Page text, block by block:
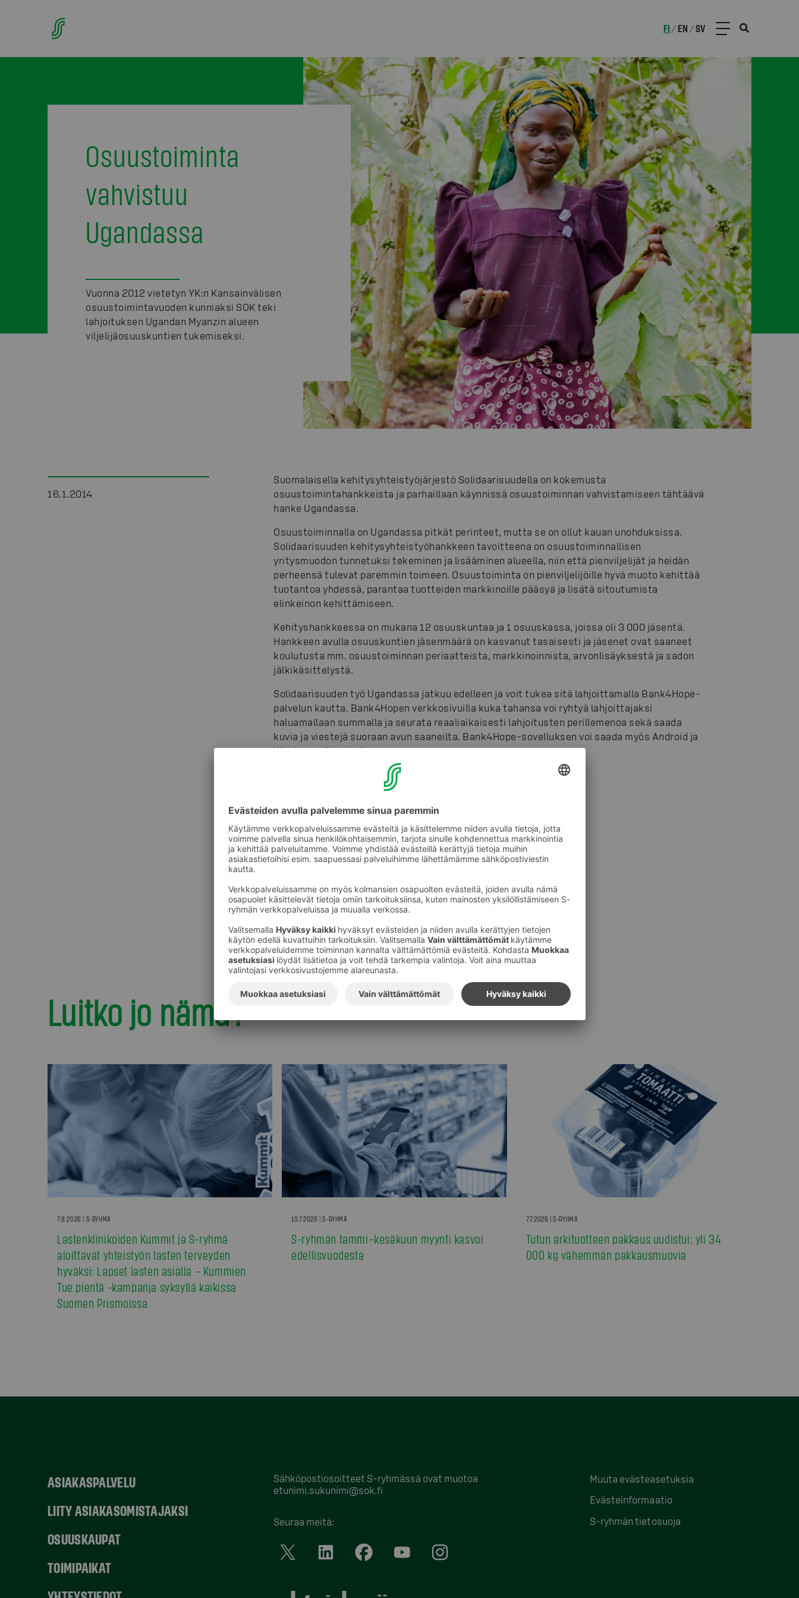
FI /EN /SV
Osuustoiminta
vahvistuu
Ugandassa
Vuonna 2012 vietetyn YK:n Kansainvälisen
osuustoimintavuoden kunniaksi SOK teki
lahjoituksen Ugandan Myanzin alueen
viljelijäosuuskuntien tukemiseksi.
16.1.2014
Suomalaisella kehitysyhteistyöjärjestö Solidaarisuudella on kokemusta
osuustoimintahankkeista ja parhaillaan käynnissä osuustoiminnan vahvistamiseen tähtäävä
hanke Ugandassa.
Osuustoiminnalla on Ugandassa pitkät perinteet, mutta se on ollut kauan unohduksissa.
Solidaarisuuden kehitysyhteistyöhankkeen tavoitteena on osuustoiminnallisen
yritysmuodon tunnetuksi tekeminen ja lisääminen alueella, niin että pienviljelijät ja heidän
perheensä tulevat paremmin toimeen. Osuustoiminta on pienviljelijöille hyvä muoto kehittää
tuotantoa yhdessä, parantaa tuotteiden markkinoille pääsyä ja lisätä sitoutumista
elinkeinon kehittämiseen.
Kehityshankkeessa on mukana 12 osuuskuntaa ja 1 osuuskassa, joissa oli 3 000 jäsentä.
Hankkeen avulla osuuskuntien jäsenmäärä on kasvanut tasaisesti ja jäsenet ovat saaneet
koulutusta mm. osuustoiminnan periaatteista, markkinoinnista, arvonlisäyksestä ja sadon
jälkikäsittelystä.
Solidaarisuuden työ Ugandassa jatkuu edelleen ja voit tukea sitä lahjoittamalla Bank4Hope-
palvelun kautta. Bank4Hopen verkkosivuilla kuka tahansa voi ryhtyä lahjoittajaksi
haluamallaan summalla ja seurata reaaliaikaisesti lahjoitusten perillemenoa sekä saada
kuvia ja viestejä suoraan avun saaneilta. Bank4Hope-sovelluksen voi saada myös Android ja
Windows -älypuhelimeen.
Tilaa S-ryhmän tiedotteet
Luitko jo nämä?
7.8.2026 | S-RYHMÄ
Lastenklinikoiden Kummit ja S-ryhmä
aloittavat yhteistyön lasten terveyden
hyväksi: Lapset lasten asialla – Kummien
Tue pientä -kampanja syksyllä kaikissa
Suomen Prismoissa
10.7.2026 | S-RYHMÄ
S-ryhmän tammi–kesäkuun myynti kasvoi
edellisvuodesta
7.7.2026 | S-RYHMÄ
Tutun arkituotteen pakkaus uudistui: yli 34
000 kg vähemmän pakkausmuovia
ASIAKASPALVELU
LIITY ASIAKASOMISTAJAKSI
OSUUSKAUPAT
TOIMIPAIKAT
Sähköpostiosoitteet S-ryhmässä ovat muotoa
etunimi.sukunimi@sok.fi
Seuraa meitä:
Muuta evästeasetuksia
Evästeinformaatio
S-ryhmän tietosuoja